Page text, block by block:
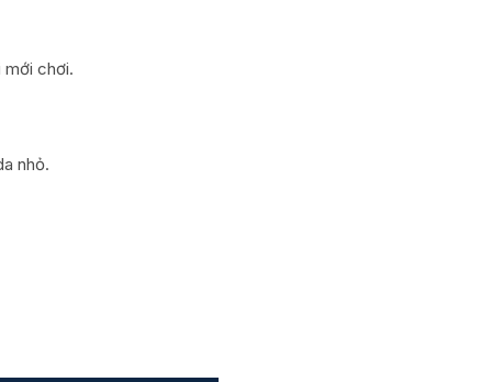
mới chơi.
nhỏ.